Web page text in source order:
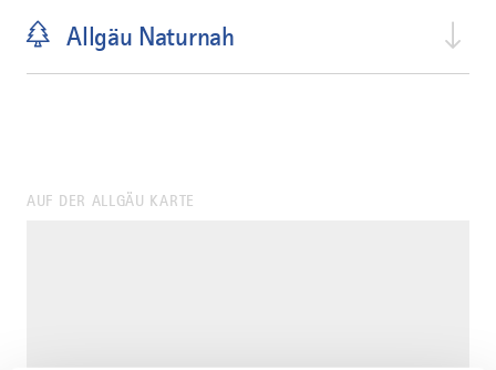
Allgäu Naturnah
AUF DER ALLGÄU KARTE